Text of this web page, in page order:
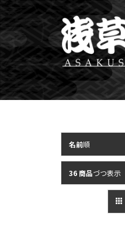
Skip
to
content
名前順
36 商品づつ表示